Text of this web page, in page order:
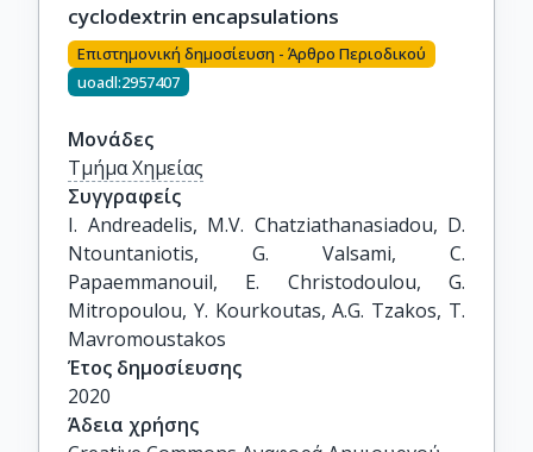
cyclodextrin encapsulations
Επιστημονική δημοσίευση - Άρθρο Περιοδικού
uoadl:2957407
Μονάδες
Τμήμα Χημείας
Συγγραφείς
Ι. Andreadelis, M.V. Chatziathanasiadou, D.
Ntountaniotis, G. Valsami, C.
Papaemmanouil, E. Christodoulou, G.
Mitropoulou, Y. Kourkoutas, A.G. Tzakos, T.
Mavromoustakos
Έτος δημοσίευσης
2020
Άδεια χρήσης